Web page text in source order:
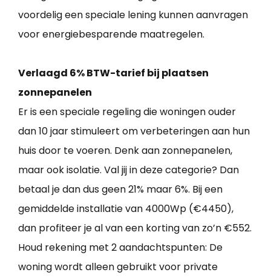
voordelig een speciale lening kunnen aanvragen
voor energiebesparende maatregelen.
Verlaagd 6% BTW-tarief bij plaatsen
zonnepanelen
Er is een speciale regeling die woningen ouder
dan 10 jaar stimuleert om verbeteringen aan hun
huis door te voeren. Denk aan zonnepanelen,
maar ook isolatie. Val jij in deze categorie? Dan
betaal je dan dus geen 21% maar 6%. Bij een
gemiddelde installatie van 4000Wp (€4450),
dan profiteer je al van een korting van zo’n €552.
Houd rekening met 2 aandachtspunten: De
woning wordt alleen gebruikt voor private